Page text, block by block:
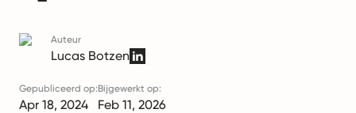
Auteur
Lucas Botzen
Gepubliceerd op:
Apr 18, 2024
Bijgewerkt op:
Feb 11, 2026